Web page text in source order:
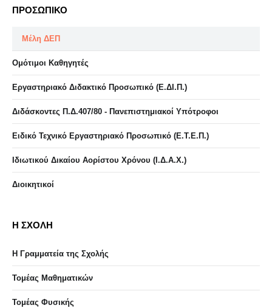
ΠΡΟΣΩΠΙΚΟ
Μέλη ΔΕΠ
Ομότιμοι Καθηγητές
Εργαστηριακό Διδακτικό Προσωπικό (Ε.ΔΙ.Π.)
Διδάσκοντες Π.Δ.407/80 - Πανεπιστημιακοί Υπότροφοι
Ειδικό Τεχνικό Εργαστηριακό Προσωπικό (Ε.Τ.Ε.Π.)
Ιδιωτικού Δικαίου Αορίστου Χρόνου (Ι.Δ.Α.Χ.)
Διοικητικοί
Η ΣΧΟΛΗ
Η Γραμματεία της Σχολής
Τομέας Μαθηματικών
Τομέας Φυσικής